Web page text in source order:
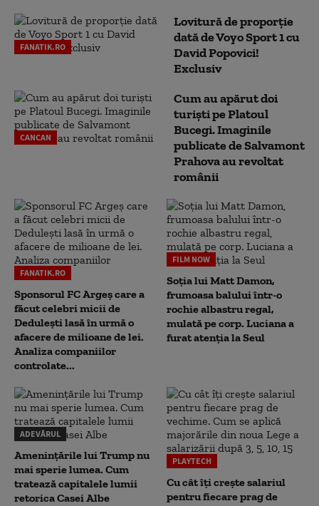
FANATIK.RO
Lovitură de proporție
dată de Voyo Sport 1 cu
David Popovici!
Exclusiv
CANCAN
Cum au apărut doi
turiști pe Platoul
Bucegi. Imaginile
publicate de Salvamont
Prahova au revoltat
românii
FANATIK.RO
Sponsorul FC Argeș care a
făcut celebri micii de
Dedulești lasă în urmă o
afacere de milioane de lei.
Analiza companiilor
controlate...
FILM NOW
Soția lui Matt Damon,
frumoasa balului într-o
rochie albastru regal,
mulată pe corp. Luciana a
furat atenția la Seul
ADEVĂRUL
Amenințările lui Trump nu
mai sperie lumea. Cum
tratează capitalele lumii
retorica Casei Albe
PLAYTECH
Cu cât îți crește salariul
pentru fiecare prag de